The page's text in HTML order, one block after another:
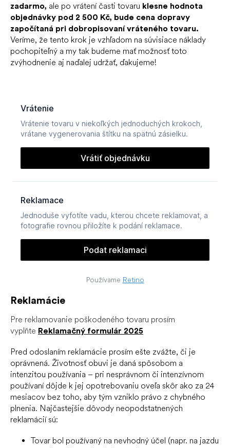
zadarmo, ale po vrátení časti tovaru klesne hodnota
objednávky pod 2 500 Kč, bude cena dopravy
započítaná pri dobropisovaní vráteného tovaru.
Veríme, že tento krok je vzhľadom na súvisiace náklady
pochopiteľný a my tak budeme mať možnosť toto
zvýhodnenie aj naďalej udržať, ďakujeme!
Používame Retino
Reklamácie
Pre reklamovanie poškodeného tovaru prosím
vyplňte Reklamačný formulár 2025
Pred odoslaním reklamácie prosím ešte zvážte, či je
oprávnená. Životnosť obuvi je daná spôsobom a
intenzitou používania – pri nesprávnom či intenzívnom
používaní dôjde k jej opotrebovaniu oveľa skôr ako za 24
mesiacov bez toho, aby tým vzniklo právo z chybného
plnenia. Najčastejšie dôvody neopodstatnených
reklamácií sú:
Tovar bol používaný na nevhodný účel (napr. na jazdu